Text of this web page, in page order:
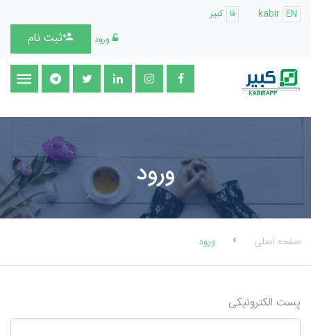
kabir EN فا کبیر
ورود
ثبت نام
ورود
صفحه اصلی ورود
پست الکترونیکی